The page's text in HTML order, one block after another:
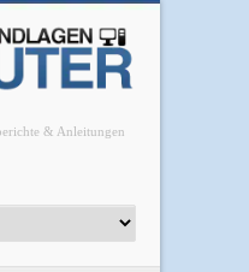
& Anleitungen